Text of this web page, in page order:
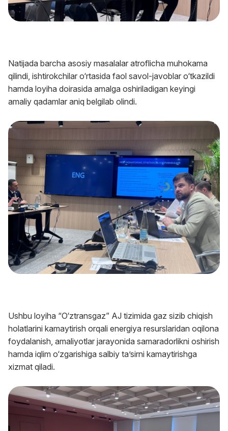
Natijada barcha asosiy masalalar atroflicha muhokama
qilindi, ishtirokchilar o‘rtasida faol savol-javoblar o‘tkazildi
hamda loyiha doirasida amalga oshiriladigan keyingi
amaliy qadamlar aniq belgilab olindi.
Ushbu loyiha “O‘ztransgaz” AJ tizimida gaz sizib chiqish
holatlarini kamaytirish orqali energiya resurslaridan oqilona
foydalanish, amaliyotlar jarayonida samaradorlikni oshirish
hamda iqlim o‘zgarishiga salbiy ta’sirni kamaytirishga
xizmat qiladi.